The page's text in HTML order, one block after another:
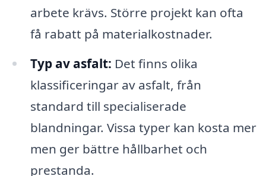
arbete krävs. Större projekt kan ofta
få rabatt på materialkostnader.
Typ av asfalt: Det finns olika
klassificeringar av asfalt, från
standard till specialiserade
blandningar. Vissa typer kan kosta mer
men ger bättre hållbarhet och
prestanda.